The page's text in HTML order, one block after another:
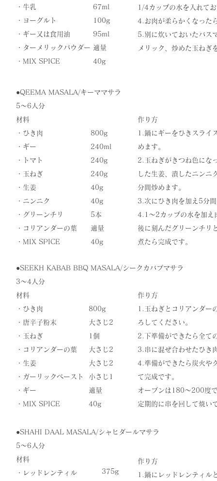
・牛乳
・ヨーグルト
・ギー又は食用油
・ターメリックパウダー
​・MIX SPICE
67ml
100g
95ml
適量
40g
1/4カップの水を入れて
4.お肉が柔らかくなった
​5.別に炊いておいたバス
メリック、炒めた玉ねぎ
●QEEMA MASALA/キーママサラ
5〜6人分
材料
・ひき肉
・ギー
・トマト
・玉ねぎ
・生姜
・ニンニク
・グリーンチリ
・コリアンダーの葉
​・MIX SPICE
800g
240ml
240g
240g
40g
40g
5本
適量
​40g
作り方
1.鍋にギーをひきスライ
めます。
2.玉ねぎがきつね色にな
した生姜、潰したニン
分間炒めます。
3.次にひき肉を加え5分
​4.1〜2カップの水を加え
後に刻んだグリーンチリ
煮たら完成です。
●SEEKH KABAB BBQ MASALA/シークカバブマサラ
3〜4人分
材料
・ひき肉
・唐辛子粉末
・玉ねぎ
・コリアンダーの葉
・生姜
・ガーリックペースト
・ギー
​・MIX SPICE
800g
大さじ2
1個
大さじ2
大さじ2
小さじ1
​適量
​40g
作り方
1.玉ねぎとコリアンダー
ろしてください。
2.下準備ができたら全て
3.串に混ぜ合わせたひき
4.準備ができたら炭火や
て完成です。
オーブンは180〜200度
定期的に串を回して焼い
●SHAHI DAAL MASALA/シャヒダールマサラ
5〜6人分
材料
・レッドレンティル
375g
作り方
1.鍋にレッドレンティル